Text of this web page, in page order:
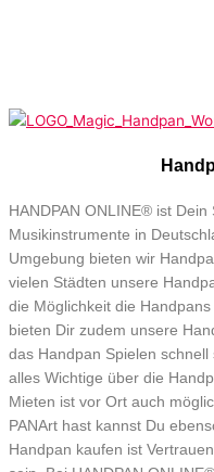
HANDPAN ONLINE® ist
Musikinstrumente in
Umgebung bieten wir
vielen Städten unsere
die Möglichkeit die
bieten Dir zudem unsere
das Handpan Spielen
alles Wichtige über die
Mieten ist vor Ort auch
PANArt hast kannst Du
Handpan kaufen ist